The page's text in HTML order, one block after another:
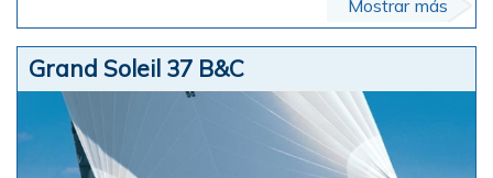
Mostrar más
Grand Soleil 37 B&C